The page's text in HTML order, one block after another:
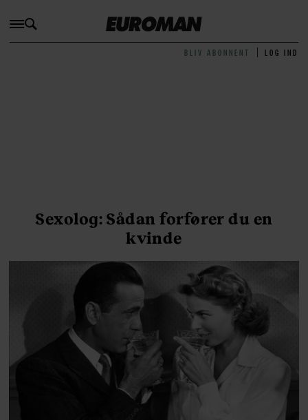
BLIV ABONNENT LOG IND
Sexolog: Sådan forfører du en
kvinde